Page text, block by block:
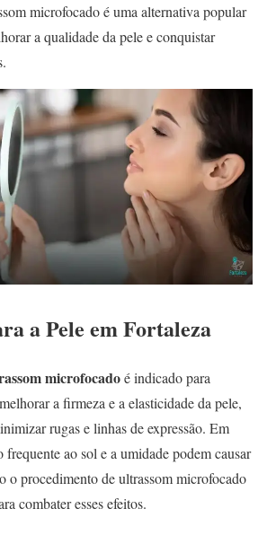
microfocado é uma alternativa popular
a qualidade da pele e conquistar
a Pele em Fortaleza
microfocadoé indicado para
a firmeza e a elasticidade da pele,
rugas e linhas de expressão. Em
frequente ao sol e a umidade podem causar
o procedimento de ultrassom microfocado
combater esses efeitos.